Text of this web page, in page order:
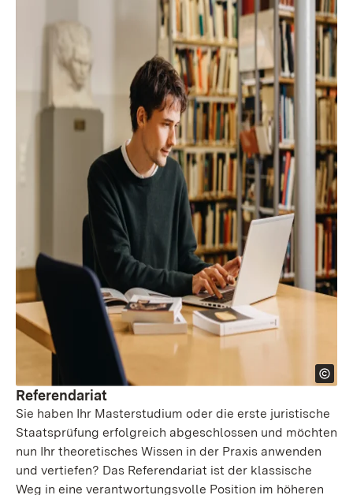
Referendariat
Sie haben Ihr Masterstudium oder die erste juristische
Staatsprüfung erfolgreich abgeschlossen und möchten
nun Ihr theoretisches Wissen in der Praxis anwenden
und vertiefen? Das Referendariat ist der klassische
Weg in eine verantwortungsvolle Position im höheren